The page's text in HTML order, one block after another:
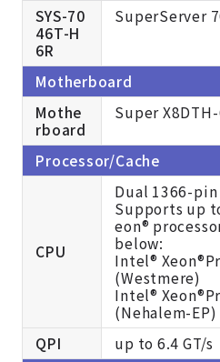
SYS-70
46T-H
6R
SuperServer
Motherboard
Mothe
rboard
Super
Processor/Cache
CPU
Dual 1366-pin
Supports up
eon®
below:
Intel®
(Westmere)
Intel®
(Nehalem-EP)
QPI
up to 6.4 GT/s